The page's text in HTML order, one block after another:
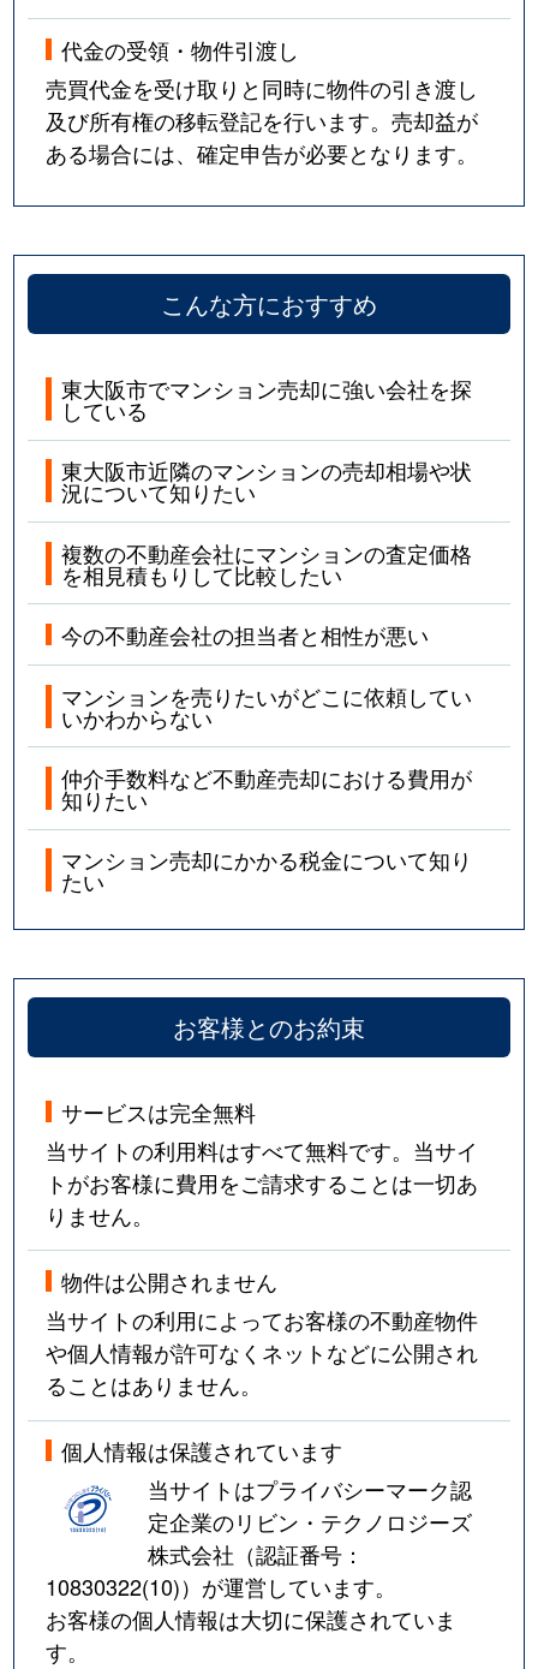
代金の受領・物件引渡し
売買代金を受け取りと同時に物件の引き渡し
及び所有権の移転登記を行います。売却益が
ある場合には、確定申告が必要となります。
こんな方におすすめ
東大阪市でマンション売却に強い会社を探
している
東大阪市近隣のマンションの売却相場や状
況について知りたい
複数の不動産会社にマンションの査定価格
を相見積もりして比較したい
今の不動産会社の担当者と相性が悪い
マンションを売りたいがどこに依頼してい
いかわからない
仲介手数料など不動産売却における費用が
知りたい
マンション売却にかかる税金について知り
たい
お客様とのお約束
サービスは完全無料
当サイトの利用料はすべて無料です。当サイ
トがお客様に費用をご請求することは一切あ
りません。
物件は公開されません
当サイトの利用によってお客様の不動産物件
や個人情報が許可なくネットなどに公開され
ることはありません。
個人情報は保護されています
当サイトはプライバシーマーク認
定企業のリビン・テクノロジーズ
株式会社（認証番号：
10830322(10)）が運営しています。
お客様の個人情報は大切に保護されていま
す。